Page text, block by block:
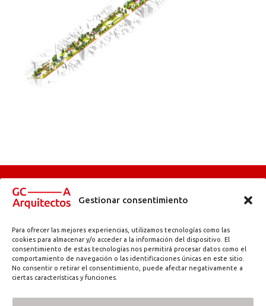
Gestionar consentimiento
Para ofrecer las mejores experiencias, utilizamos tecnologías como las
cookies para almacenar y/o acceder a la información del dispositivo. El
consentimiento de estas tecnologías nos permitirá procesar datos como el
comportamiento de navegación o las identificaciones únicas en este sitio.
No consentir o retirar el consentimiento, puede afectar negativamente a
ciertas características y funciones.
Abadetxe kalea, 11 | 48180 Loiu (Bizkaia) | info@gc-arquitectos.com |
T. 944 971 384
Aviso legal– Política de privacidad–Accesibilidad